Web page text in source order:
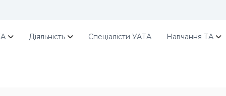
Діяльність Спеціалісти УАТА Навчання ТА